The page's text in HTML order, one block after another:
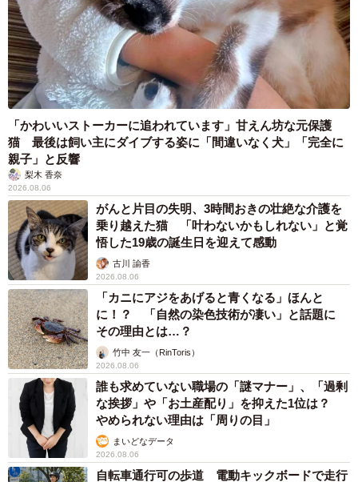
タイの電車の中で見た優先席のマーク 子ど
も、妊娠、けが人、お年寄り… 一つだけ謎の
ものが！？「だから黄色なんですね」
中将 タカノリ
2026.08.06
【物価高が直撃】お盆帰省「予定なし」が約半
数 新幹線・高速バスの「使い分け」が鮮明に
のに」と夫の後輩から一言 母は泣きながら対
応し必死だった 何年もたった今もたまに思い
出し…山岡 もと子
2026.08.06
子どもの学校外の学習時間が11年で2割減少
「家庭学習0分層」が約半数に達する深刻な実
態と広がる学習格差
まいどなニュース情報部
2026.08.06
「事故物件」という言葉のイメージにとらわれ
ていませんか？ 不動産業者が語る「物件の可
能性」を閉ざさないために必要なこと
平藤 清刀
2026.08.06